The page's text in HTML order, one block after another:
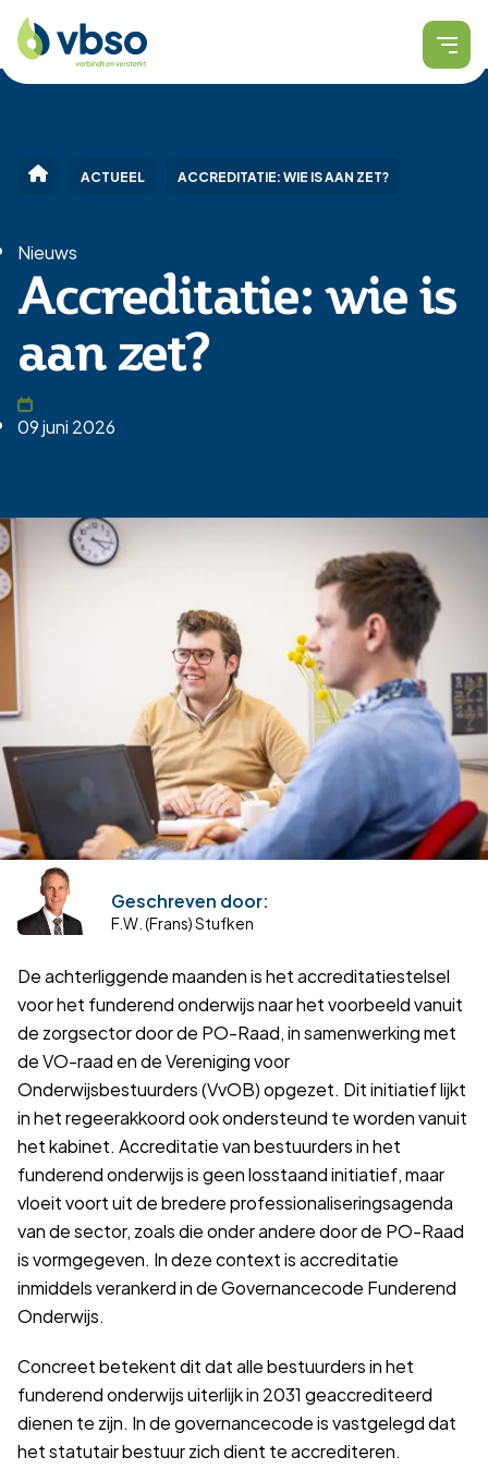
ACTUEEL ACCREDITATIE: WIE IS AAN ZET?
Nieuws
Accreditatie: wie is
aan zet?
09 juni 2026
Terug naar overzicht
Geschreven door:
F.W. (Frans) Stufken
De achterliggende maanden is het accreditatiestelsel
voor het funderend onderwijs naar het voorbeeld vanuit
de zorgsector door de PO-Raad, in samenwerking met
de VO-raad en de Vereniging voor
Onderwijsbestuurders (VvOB) opgezet. Dit initiatief lijkt
in het regeerakkoord ook ondersteund te worden vanuit
het kabinet. Accreditatie van bestuurders in het
funderend onderwijs is geen losstaand initiatief, maar
vloeit voort uit de bredere professionaliseringsagenda
van de sector, zoals die onder andere door de PO-Raad
is vormgegeven. In deze context is accreditatie
inmiddels verankerd in de Governancecode Funderend
Onderwijs.
Concreet betekent dit dat alle bestuurders in het
funderend onderwijs uiterlijk in 2031 geaccrediteerd
dienen te zijn. In de governancecode is vastgelegd dat
het statutair bestuur zich dient te accrediteren.